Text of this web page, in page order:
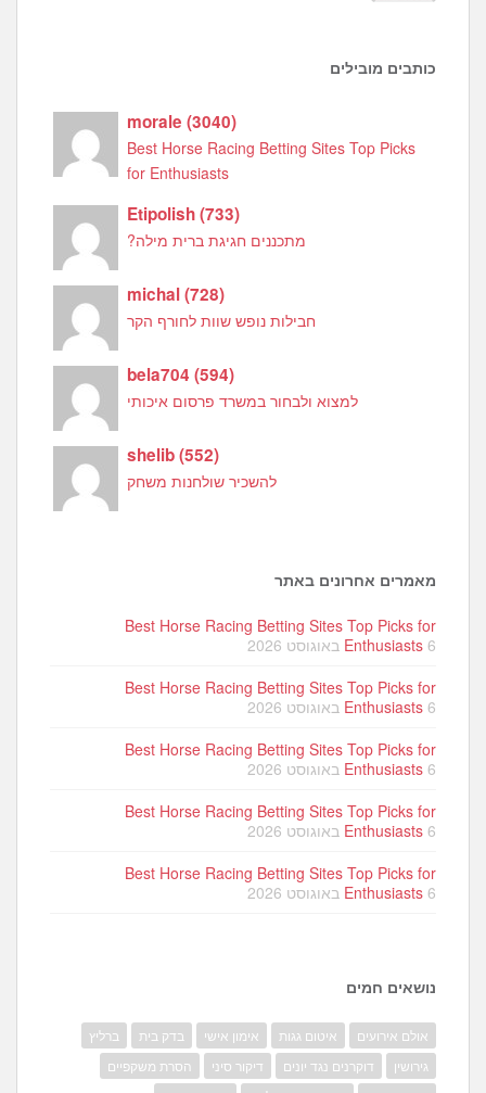
כותבים מובילים
morale(3040)
Best Horse Racing Betting Sites Top Picks
for Enthusiasts
Etipolish(733)
מתכננים חגיגת ברית מילה?
michal(728)
חבילות נופש שוות לחורף הקר
bela704(594)
למצוא ולבחור במשרד פרסום איכותי
shelib(552)
להשכיר שולחנות משחק
מאמרים אחרונים באתר
Best Horse Racing Betting Sites Top Picks for
Enthusiasts 6 באוגוסט 2026
Best Horse Racing Betting Sites Top Picks for
Enthusiasts 6 באוגוסט 2026
Best Horse Racing Betting Sites Top Picks for
Enthusiasts 6 באוגוסט 2026
Best Horse Racing Betting Sites Top Picks for
Enthusiasts 6 באוגוסט 2026
Best Horse Racing Betting Sites Top Picks for
Enthusiasts 6 באוגוסט 2026
נושאים חמים
אולם אירועים איטום גגות אימון אישי בדק בית
ברליץ
גירושין
דוקרנים נגד יונים דיקור סיני
הסרת משקפיים